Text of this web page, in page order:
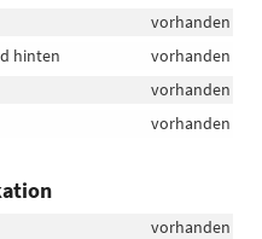
vorhanden
hinten
vorhanden
vorhanden
vorhanden
vorhanden